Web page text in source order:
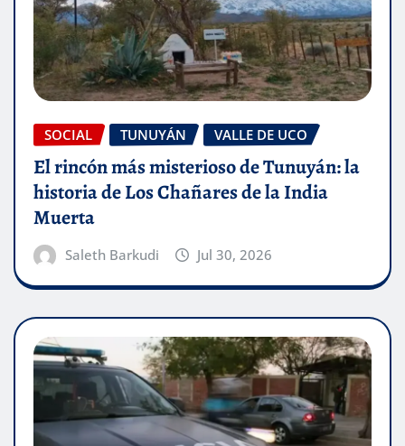
SOCIAL TUNUYÁN VALLE DE UCO
El rincón más misterioso de Tunuyán: la
historia de Los Chañares de la India
Muerta
Saleth Barkudi Jul 30, 2026